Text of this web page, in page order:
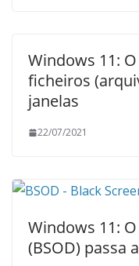
Windows 11:
ficheiros
janelas
22/07/2021
Windows 11:
(BSOD) passa